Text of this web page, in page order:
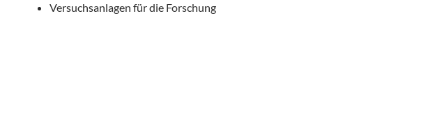
Versuchsanlagen für die Forschung